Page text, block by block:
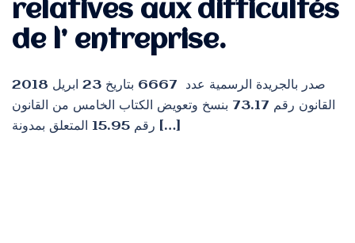
relatives aux difficultés
de l’ entreprise.
صدر بالجريدة الرسمية عدد 6667 بتاريخ 23 ابريل 2018
القانون رقم 73.17 بنسخ وتعويض الكتاب الخامس من القانون
رقم 15.95 المتعلق بمدونة […]